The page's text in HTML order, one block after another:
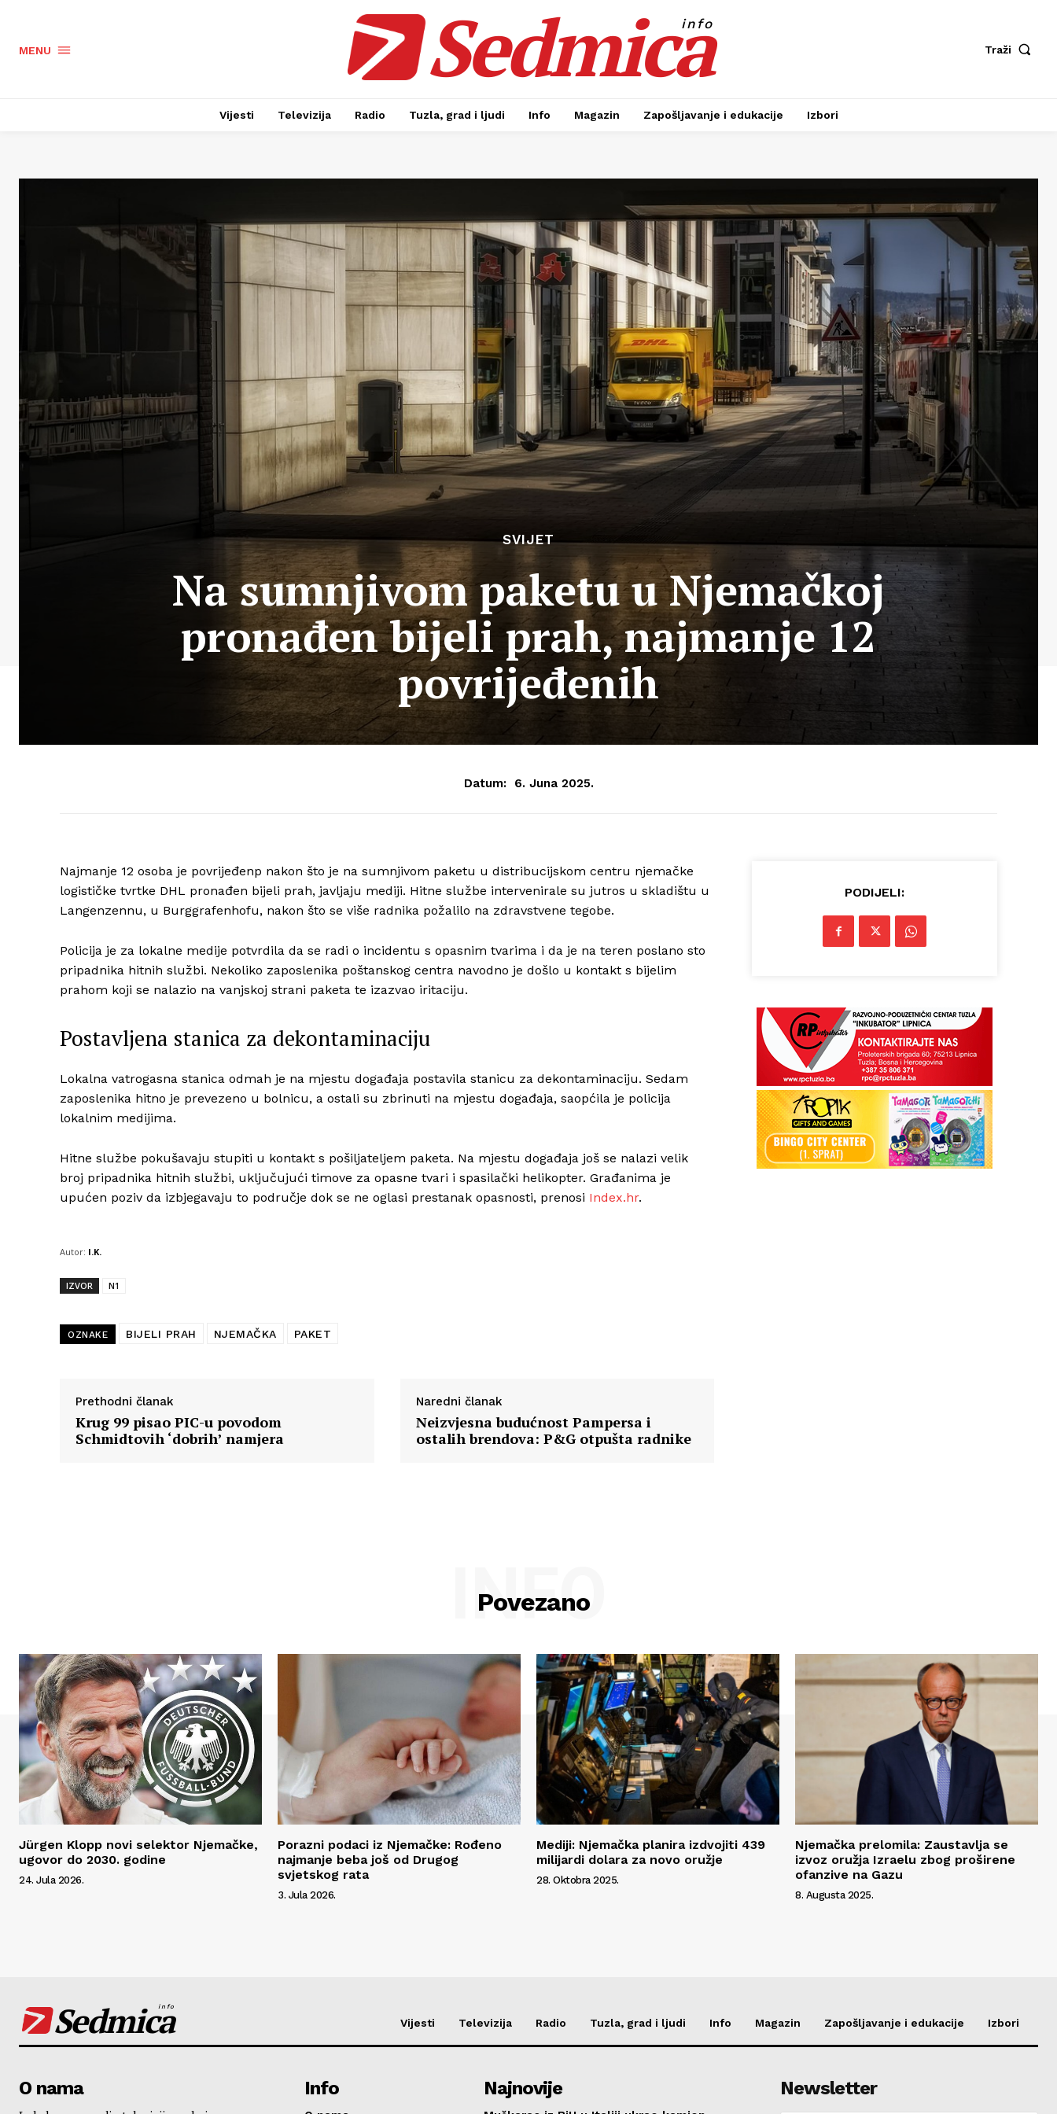
Info
O nama
MENU Sedmica
info
Traži
Vijesti Televizija Radio Tuzla, grad i ljudi Info Magazin Zapošljavanje i edukacije Izbori
SVIJET
Na sumnjivom paketu u Njemačkoj
pronađen bijeli prah, najmanje 12
povrijeđenih
Datum: 6. Juna 2025.
Najmanje 12 osoba je povrijeđenp nakon što je na sumnjivom paketu u distribucijskom centru njemačke
logističke tvrtke DHL pronađen bijeli prah, javljaju mediji. Hitne službe intervenirale su jutros u skladištu u
Langenzennu, u Burggrafenhofu, nakon što se više radnika požalilo na zdravstvene tegobe.
Policija je za lokalne medije potvrdila da se radi o incidentu s opasnim tvarima i da je na teren poslano sto
pripadnika hitnih službi. Nekoliko zaposlenika poštanskog centra navodno je došlo u kontakt s bijelim
prahom koji se nalazio na vanjskoj strani paketa te izazvao iritaciju.
Postavljena stanica za dekontaminaciju
Lokalna vatrogasna stanica odmah je na mjestu događaja postavila stanicu za dekontaminaciju. Sedam
zaposlenika hitno je prevezeno u bolnicu, a ostali su zbrinuti na mjestu događaja, saopćila je policija
lokalnim medijima.
Hitne službe pokušavaju stupiti u kontakt s pošiljateljem paketa. Na mjestu događaja još se nalazi velik
broj pripadnika hitnih službi, uključujući timove za opasne tvari i spasilački helikopter. Građanima je
upućen poziv da izbjegavaju to područje dok se ne oglasi prestanak opasnosti, prenosi Index.hr.
Autor: I.K.
IZVOR N1
OZNAKE BIJELI PRAH NJEMAČKA PAKET
Prethodni članak
Krug 99 pisao PIC-u povodom
Schmidtovih ‘dobrih’ namjera
Naredni članak
Neizvjesna budućnost Pampersa i
ostalih brendova: P&G otpušta radnike
PODIJELI:
Povezano
INFO
Jürgen Klopp novi selektor Njemačke,
ugovor do 2030. godine
24. Jula 2026.
Porazni podaci iz Njemačke: Rođeno
najmanje beba još od Drugog
svjetskog rata
3. Jula 2026.
Mediji: Njemačka planira izdvojiti 439
milijardi dolara za novo oružje
28. Oktobra 2025.
Njemačka prelomila: Zaustavlja se
izvoz oružja Izraelu zbog proširene
ofanzive na Gazu
8. Augusta 2025.
Sedmica
info
Vijesti Televizija Radio Tuzla, grad i ljudi Info Magazin Zapošljavanje i edukacije Izbori
O nama Info Najnovije Newsletter